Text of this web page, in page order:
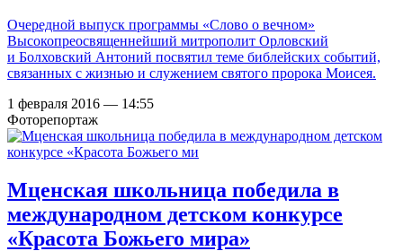
Очередной выпуск программы «Слово о вечном»
Высокопреосвященнейший митрополит Орловский
и Болховский Антоний посвятил теме библейских событий,
связанных с жизнью и служением святого пророка Моисея.
1 февраля 2016 — 14:55
Фоторепортаж
Мценская школьница победила в
международном детском конкурсе
«Красота Божьего мира»